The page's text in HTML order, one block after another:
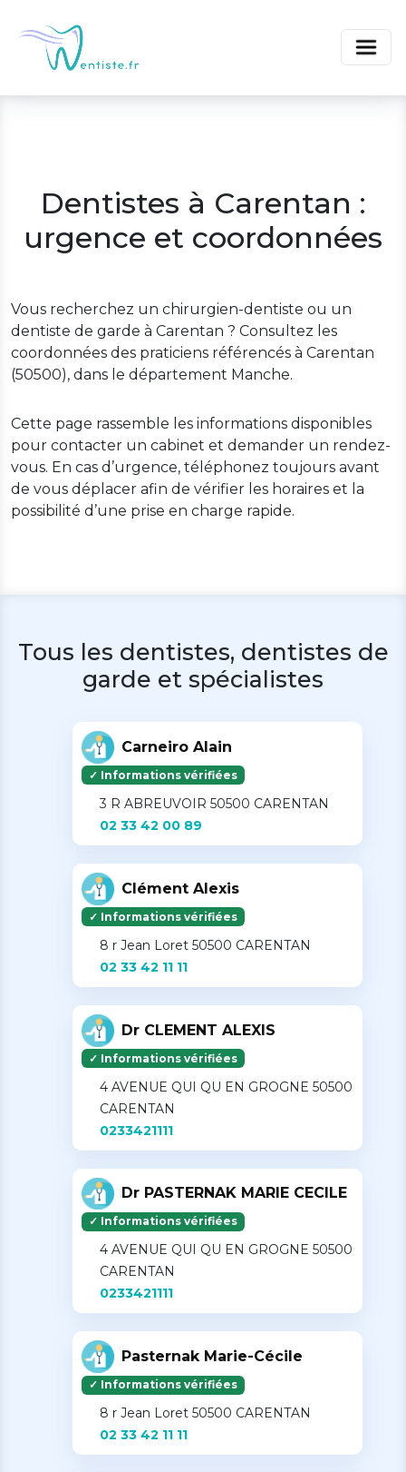
Dentistes à Carentan :
urgence et coordonnées
Vous recherchez un chirurgien-dentiste ou un
dentiste de garde à Carentan ? Consultez les
coordonnées des praticiens référencés à Carentan
(50500), dans le département Manche.
Cette page rassemble les informations disponibles
pour contacter un cabinet et demander un rendez-
vous. En cas d’urgence, téléphonez toujours avant
de vous déplacer afin de vérifier les horaires et la
possibilité d’une prise en charge rapide.
Tous les dentistes, dentistes de
garde et spécialistes
Carneiro Alain
✓ Informations vérifiées
3 R ABREUVOIR 50500 CARENTAN
02 33 42 00 89
Clément Alexis
✓ Informations vérifiées
8 r Jean Loret 50500 CARENTAN
02 33 42 11 11
Dr CLEMENT ALEXIS
✓ Informations vérifiées
4 AVENUE QUI QU EN GROGNE 50500
CARENTAN
0233421111
Dr PASTERNAK MARIE CECILE
✓ Informations vérifiées
4 AVENUE QUI QU EN GROGNE 50500
CARENTAN
0233421111
Pasternak Marie-Cécile
✓ Informations vérifiées
8 r Jean Loret 50500 CARENTAN
02 33 42 11 11